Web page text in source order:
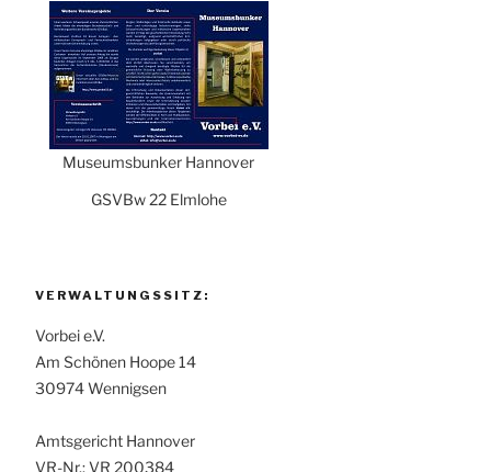
Museumsbunker Hannover
GSVBw 22 Elmlohe
VERWALTUNGSSITZ:
Vorbei e.V.
Am Schönen Hoope 14
30974 Wennigsen
Amtsgericht Hannover
VR-Nr.: VR 200384